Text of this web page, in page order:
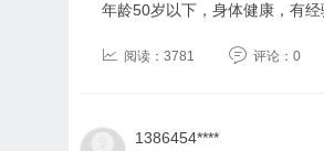
年龄50岁以下，身体健康，有
阅读：3781 评论：0
1386454****